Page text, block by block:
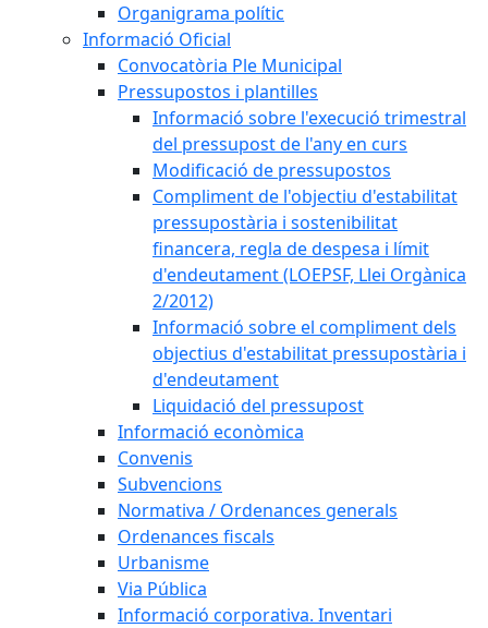
Organigrama polític
Informació Oficial
Convocatòria Ple Municipal
Pressupostos i plantilles
Informació sobre l'execució trimestral
del pressupost de l'any en curs
Modificació de pressupostos
Compliment de l'objectiu d'estabilitat
pressupostària i sostenibilitat
financera, regla de despesa i límit
d'endeutament (LOEPSF, Llei Orgànica
2/2012)
Informació sobre el compliment dels
objectius d'estabilitat pressupostària i
d'endeutament
Liquidació del pressupost
Informació econòmica
Convenis
Subvencions
Normativa / Ordenances generals
Ordenances fiscals
Urbanisme
Via Pública
Informació corporativa. Inventari